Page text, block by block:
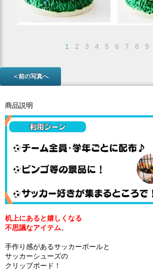
1 2 3 4 5 6 7 8 9
＜前の写真へ
商品説明
机上にあると嬉しくなる
不思議なアイテム。
手作り感があるサッカーボールと
サッカーシューズの
クリップボード！